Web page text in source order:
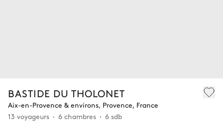
BASTIDE DU THOLONET
Aix-en-Provence & environs, Provence, France
13 voyageurs
6 chambres 6 sdb